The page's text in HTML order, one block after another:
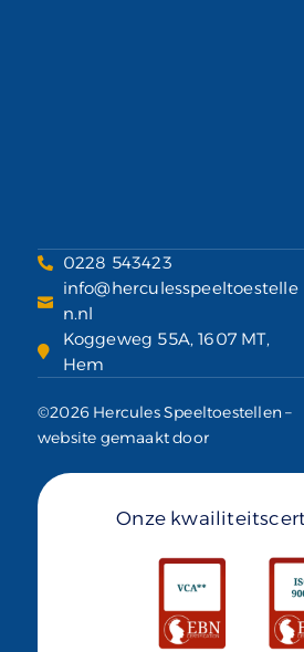
0228 543423
info@herculesspeeltoestelle
n.nl
Koggeweg 55A, 1607 MT,
Hem
©2026 Hercules Speeltoestellen –
website gemaakt door
Onze